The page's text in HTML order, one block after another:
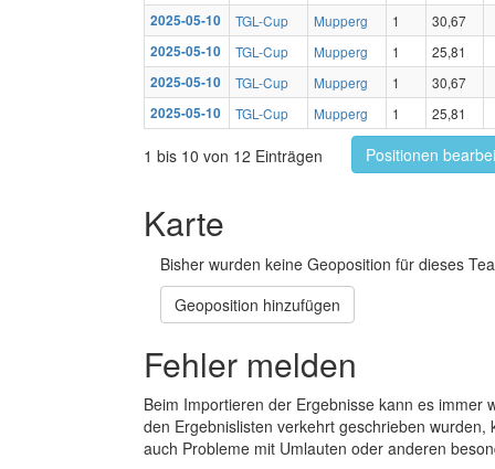
2025-05-10
TGL-Cup Mupperg 1
30,67
2025-05-10
TGL-Cup Mupperg 1
25,81
2025-05-10
TGL-Cup Mupperg 1
30,67
2025-05-10
TGL-Cup Mupperg 1 25,81
1 bis 10 von 12 Einträgen Positionen
Karte
Bisher wurden keine Geoposition für dieses
Geoposition hinzufügen
Fehler melden
Beim Importieren der Ergebnisse kann es
den Ergebnislisten verkehrt geschrieben
auch Probleme mit Umlauten oder anderen